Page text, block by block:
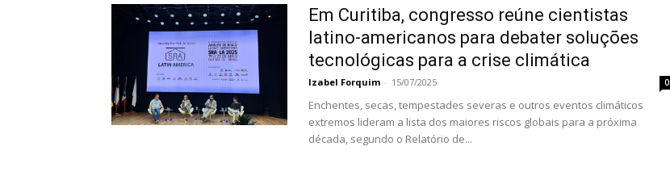
Em Curitiba, congresso reúne cientistas
latino-americanos para debater soluções
tecnológicas para a crise climática
Izabel Forquim - 15/07/2025 0
Enchentes, secas, tempestades severas e outros eventos climáticos
extremos lideram a lista dos maiores riscos globais para a próxima
década, segundo o Relatório de...